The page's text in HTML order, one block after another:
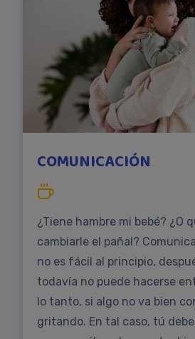
COMUNICACIÓN
¿Tiene hambre mi bebé? ¿O
cambiarle el pañal?
no es fácil al principio,
todavía no puede hacerse
lo tanto, si algo no va bien
gritando. En tal caso, tú